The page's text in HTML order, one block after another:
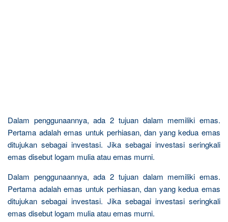
Dalam penggunaannya, ada 2 tujuan dalam memiliki emas.
Pertama adalah emas untuk perhiasan, dan yang kedua emas
ditujukan sebagai investasi. Jika sebagai investasi seringkali
emas disebut logam mulia atau emas murni.
Dalam penggunaannya, ada 2 tujuan dalam memiliki emas.
Pertama adalah emas untuk perhiasan, dan yang kedua emas
ditujukan sebagai investasi. Jika sebagai investasi seringkali
emas disebut logam mulia atau emas murni.